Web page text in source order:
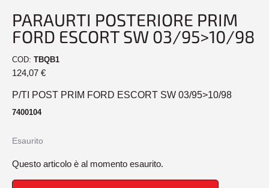
PARAURTI POSTERIORE PRIM
FORD ESCORT SW 03/95>10/98
COD: TBQB1
124,07 €
P/TI POST PRIM FORD ESCORT SW 03/95>10/98
7400104
Esaurito
Questo articolo è al momento esaurito.